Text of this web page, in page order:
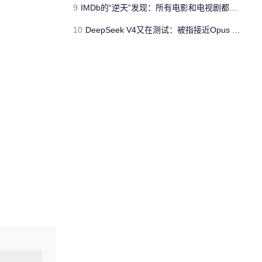
9 IMDb的“逆天”发现：所有电影和电视剧都能免费看
10 DeepSeek V4又在测试：被指接近Opus 4.5 但不会太便宜